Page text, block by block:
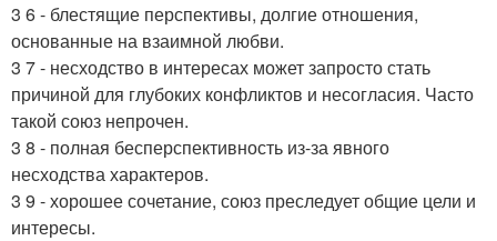
3 6 - блестящие перспективы, долгие отношения,
основанные на взаимной любви.
3 7 - несходство в интересах может запросто стать
причиной для глубоких конфликтов и несогласия. Часто
такой союз непрочен.
3 8 - полная бесперспективность из-за явного
несходства характеров.
3 9 - хорошее сочетание, союз преследует общие цели и
интересы.